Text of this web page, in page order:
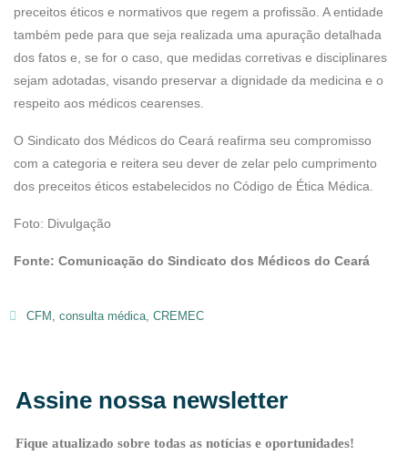
preceitos éticos e normativos que regem a profissão. A entidade
também pede para que seja realizada uma apuração detalhada
dos fatos e, se for o caso, que medidas corretivas e disciplinares
sejam adotadas, visando preservar a dignidade da medicina e o
respeito aos médicos cearenses.
O Sindicato dos Médicos do Ceará reafirma seu compromisso
com a categoria e reitera seu dever de zelar pelo cumprimento
dos preceitos éticos estabelecidos no Código de Ética Médica.
Foto: Divulgação
Fonte: Comunicação do Sindicato dos Médicos do Ceará
CFM , consulta médica, CREMEC
Assine nossa newsletter
Fique atualizado sobre todas as notícias e oportunidades!